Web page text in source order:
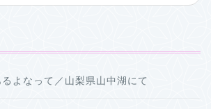
よなって／山梨県山中湖にて